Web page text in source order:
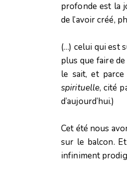
profonde est la
de l’avoir créé,
(…) celui qui est
plus que faire de
le sait, et
spirituelle, cité
d’aujourd’hui.)
Cet été nous
sur le balcon.
infiniment